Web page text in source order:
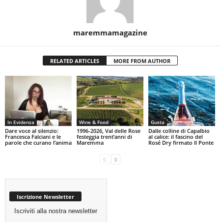
maremmamagazine
RELATED ARTICLES MORE FROM AUTHOR
In Evidenza
Dare voce al silenzio:
Francesca Falciani e le
parole che curano l’anima
Wine & Food
1996-2026, Val delle Rose
festeggia trent’anni di
Maremma
Gusta
Dalle colline di Capalbio
al calice: il fascino del
Rosé Dry firmato Il Ponte
Iscrizione Newsletter
Iscriviti alla nostra newsletter